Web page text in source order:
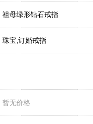
祖母绿形钻石戒指
珠宝,订婚戒指
暂无价格